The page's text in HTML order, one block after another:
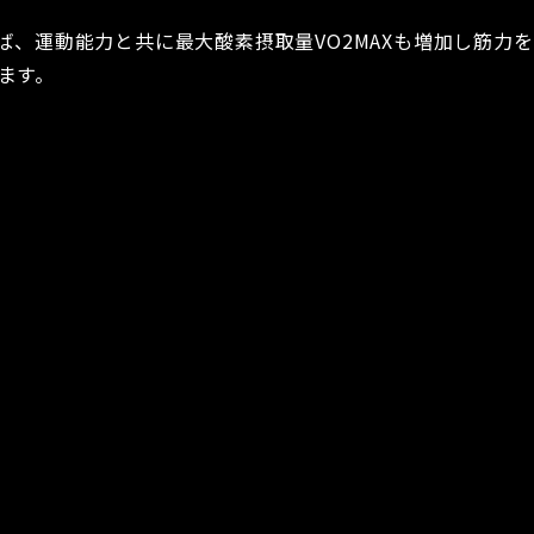
運動能力と共に最大酸素摂取量VO2MAXも増加し筋力を
。